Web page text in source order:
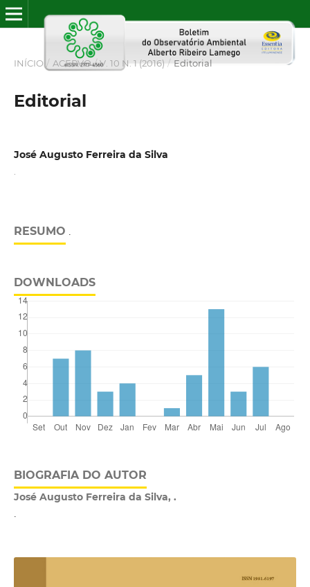
INÍCIO / ACERVO / V. 10 N. 1 (2016) / Editorial
Editorial
José Augusto Ferreira da Silva
RESUMO .
DOWNLOADS
BIOGRAFIA DO AUTOR
José Augusto Ferreira da Silva, .
.